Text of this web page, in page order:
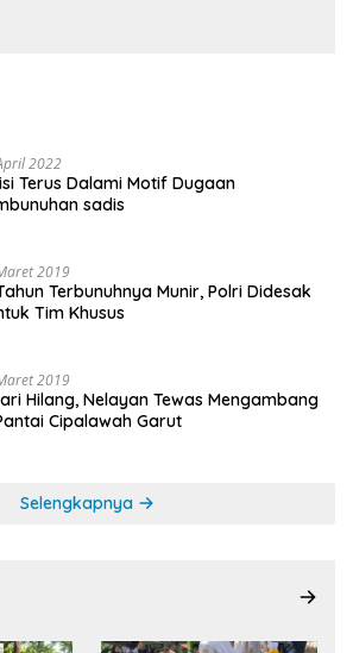
2022
Terus Dalami Motif Dugaan
sadis
2019
Terbunuhnya Munir, Polri Didesak
Tim Khusus
2019
Hilang, Nelayan Tewas Mengambang
Cipalawah Garut
Selengkapnya